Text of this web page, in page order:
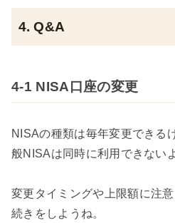
4. Q&A
4-1 NISA口座の変更
NISAの種類は毎年変更できる
般NISAは同時に利用できないよ
変更タイミングや上限額に注
続きをしようね。